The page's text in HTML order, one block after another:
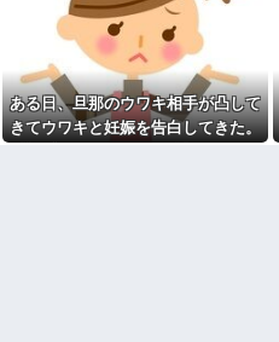
【画像】俺たちの姫本田望
結、久しぶりに画像を投稿した
結果→やっぱりワイらの姫だっ
たw w w w w w w w w w
飲み屋でケンカした相手をコ
ロした男の弁護をした。そして
数年後、因果応報を思わせる出
来事が…
ある日、旦那のウワキ相手が凸して
きてウワキと妊娠を告白してきた。